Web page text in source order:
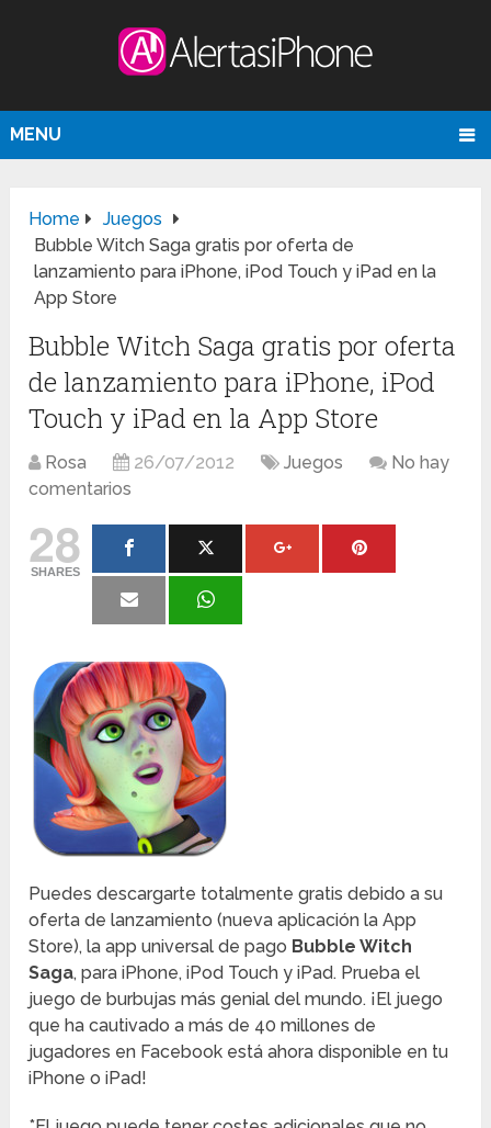
MENU
Home
Juegos
Bubble Witch Saga gratis por oferta de
lanzamiento para iPhone, iPod Touch y iPad en la
App Store
Bubble Witch Saga gratis por oferta
de lanzamiento para iPhone, iPod
Touch y iPad en la App Store
Rosa 26/07/2012 Juegos
No hay
comentarios
28
SHARES
Puedes descargarte totalmente gratis debido a su
oferta de lanzamiento (nueva aplicación la App
Store), la app universal de pago Bubble Witch
Saga, para iPhone, iPod Touch y iPad. Prueba el
juego de burbujas más genial del mundo. ¡El juego
que ha cautivado a más de 40 millones de
jugadores en Facebook está ahora disponible en tu
iPhone o iPad!